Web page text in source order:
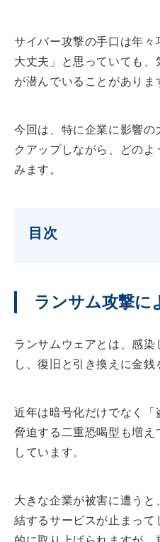
サイバー攻撃の手口は年
大丈夫」と思っていても、
が潜んでいることがありま
今回は、特に企業に影響の
クアップしながら、どの
みます。
目次
ランサム攻撃に
ランサムウェアとは、感
し、復旧と引き換えに金銭
近年は暗号化だけでなく「
脅迫する二重恐喝型も増
しています。
大きな企業が被害に遭う
結するサービスが止まって